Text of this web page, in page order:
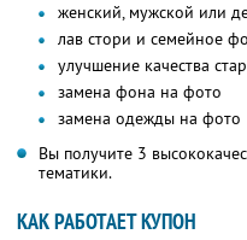
женский, мужской или
лав стори и семейное
улучшение качества
замена фона на фото
замена одежды на фото
Вы получите 3
тематики.
КАК РАБОТАЕТ КУПОН